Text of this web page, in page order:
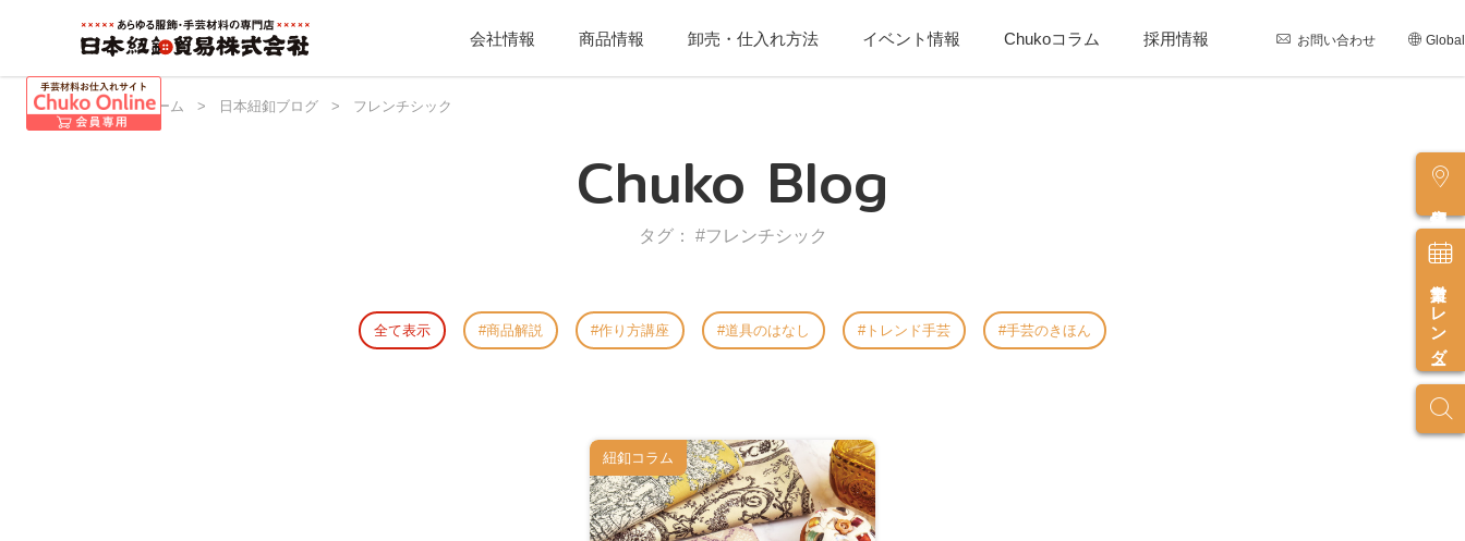
会社情報 商品情報 卸売・仕入れ方法 イベント情報 Chukoコラム 採用情報 お問い合わせ Global
営業カレンダー
日本紐釦 ホーム > 日本紐釦ブログ > フレンチシック
Chuko Blog
タグ： #フレンチシック
全て表示 商品解説 作り方講座 道具のはなし トレンド手芸 手芸のきほん
紐釦コラム